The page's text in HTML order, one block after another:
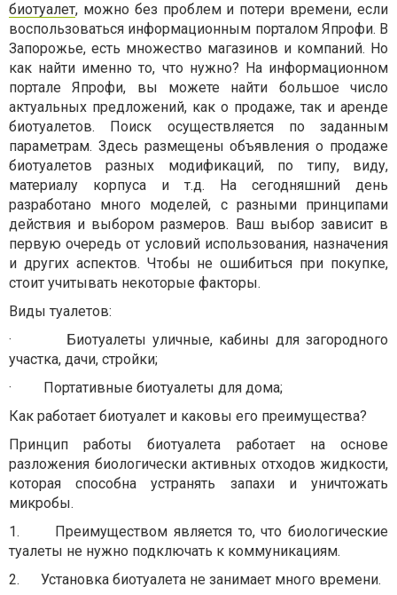
биотуалет, можно без проблем и потери времени, если
воспользоваться информационным порталом Япрофи. В
Запорожье, есть множество магазинов и компаний. Но
как найти именно то, что нужно? На информационном
портале Япрофи, вы можете найти большое число
актуальных предложений, как о продаже, так и аренде
биотуалетов. Поиск осуществляется по заданным
параметрам. Здесь размещены объявления о продаже
биотуалетов разных модификаций, по типу, виду,
материалу корпуса и т.д. На сегодняшний день
разработано много моделей, с разными принципами
действия и выбором размеров. Ваш выбор зависит в
первую очередь от условий использования, назначения
и других аспектов. Чтобы не ошибиться при покупке,
стоит учитывать некоторые факторы.
Виды туалетов:
·
Биотуалеты уличные, кабины для загородного
участка, дачи, стройки;
·
Портативные биотуалеты для дома;
Как работает биотуалет и каковы его преимущества?
Принцип работы биотуалета работает на основе
разложения биологически активных отходов жидкости,
которая способна устранять запахи и уничтожать
микробы.
1.
Преимуществом является то, что биологические
туалеты не нужно подключать к коммуникациям.
2.
Установка биотуалета не занимает много времени.